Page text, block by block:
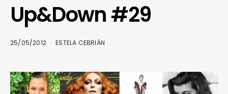
Up&Down #29
25/05/2012 ESTELA CEBRIÁN